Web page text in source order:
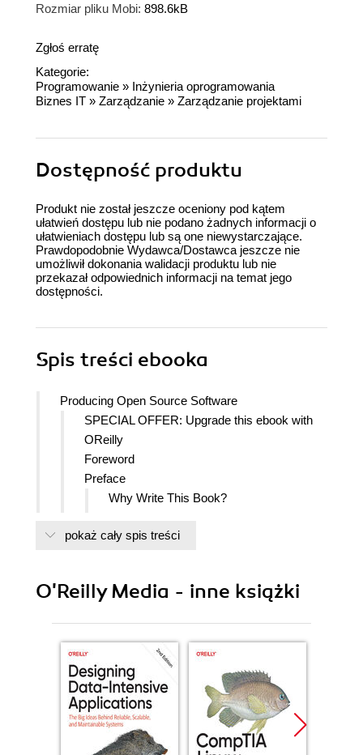
Rozmiar pliku Mobi: 898.6kB
Zgłoś erratę
Kategorie:
Programowanie » Inżynieria oprogramowania
Biznes IT » Zarządzanie » Zarządzanie projektami
Dostępność produktu
Produkt nie został jeszcze oceniony pod kątem
ułatwień dostępu lub nie podano żadnych informacji o
ułatwieniach dostępu lub są one niewystarczające.
Prawdopodobnie Wydawca/Dostawca jeszcze nie
umożliwił dokonania walidacji produktu lub nie
przekazał odpowiednich informacji na temat jego
dostępności.
Spis treści ebooka
Producing Open Source Software
SPECIAL OFFER: Upgrade this ebook with
OReilly
Foreword
Preface
Why Write This Book?
How to Use This Book
Comments and Questions
Disclaimer
1. Introduction
1.1. History
1.1.1. The Rise of Proprietary
Software and Free Software
1.1.1.1. Conscious resistance
pokaż cały spis treści
O'Reilly Media - inne książki